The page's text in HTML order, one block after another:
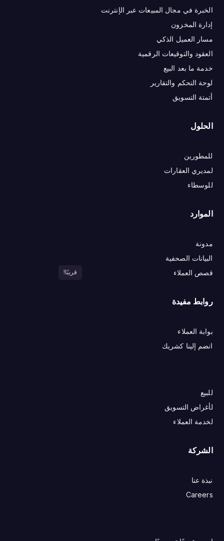
الخبرة في مجال المبيعات عبر الإنترنت
إدارة المخزون
مسار العميل الذكي
العقود والتوقيعات الرقمية
خدمة ما بعد البيع
لوحة التحكم والتقارير
أتمتة التسويق
الحلول
للمطورين
لمديري العقارات
للوسطاء
الموارد
مدونة
البيانات الصحفية
قصص العملاء
قريبًا!
روابط مفيدة
بوابة العملاء
انضم إلينا كشريك
للبيع
لأغراض التسويق
لخدمة العملاء
الشركة
نبذة عنا
Careers